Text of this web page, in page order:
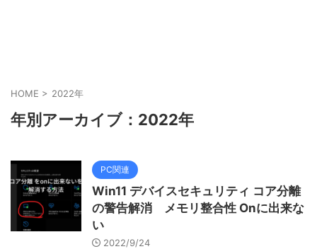
HOME > 2022年
年別アーカイブ：2022年
PC関連
Win11 デバイスセキュリティ コア分離
の警告解消 メモリ整合性 Onに出来な
い
2022/9/24